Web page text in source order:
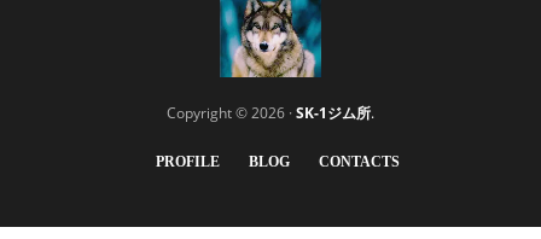
Copyright © 2026 ·SK-1ジム所.
PROFILE BLOG CONTACTS